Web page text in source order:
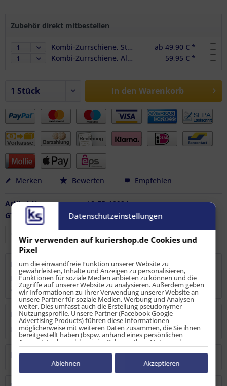
Zubehör direkt mitbestellen
Kombi-Zurrschiene, Stahl verzinkt, 3 m (Kombi-Ankerschiene)
ab 49,90 € *
Kombi-Zurrschiene, Aluminium elox., 3 m, (Zuschnitt) Kombi-Ankerschiene
59,95 € *
In den Warenkorb
Merken Bewerten Empfehlen
Artikel-Nr.:
LS-EB-10924
GTIN / EAN:
4251915904525
Beschreibung
Mit unseren Endbeschlägen für Kombi -Anker-
Zurrschienen oder Langlochzurrschienen...mehr
Bewertungen
0
Bewertungen lesen, schreiben und diskutieren...mehr
Hersteller
Datenschutzeinstellungen
Wir verwenden auf kuriershop.de Cookies und
Pixel
um die einwandfreie Funktion unserer Website zu
gewährleisten, Inhalte und Anzeigen zu personalisieren,
Funktionen für soziale Medien anbieten zu können und die
Zugriffe auf unserer Website zu analysieren. Außerdem geben
wir Informationen zu Ihrer Verwendung unserer Website an
unsere Partner für soziale Medien, Werbung und Analysen
weiter. Dies umfasst auch die Erstellung pseudonymer
Nutzungsprofile. Unsere Partner (Facebook Google
Advertising Products) führen diese Informationen
möglicherweise mit weiteren Daten zusammen, die Sie ihnen
bereitgestellt haben (bspw. anhand eines persönlichen
Accounts) oder welche sie im Rahmen Ihrer Nutzung der
Dienste gesammelt haben (bspw. Nutzungsdaten anderer
Geräte). Ihre Einwilligung zur Nutzung von Cookies und Pixeln
können Sie jederzeit widerrufen, indem Sie auf den
Datenschutz-Button links unten klicken und dort die
Ablehnen Akzeptieren